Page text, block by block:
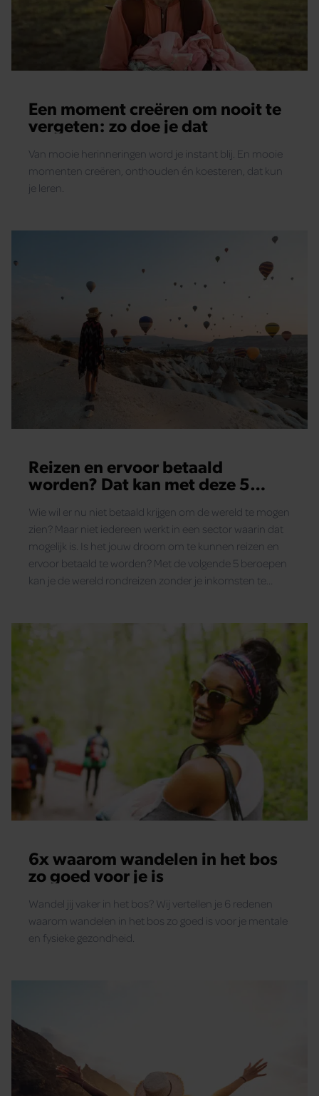
Een moment creëren om nooit te
vergeten: zo doe je dat
Van mooie herinneringen word je instant blij. En mooie
momenten creëren, onthouden én koesteren, dat kun
je leren.
Reizen en ervoor betaald
worden? Dat kan met deze 5
Wie wil er nu niet betaald krijgen om de wereld te mogen
zien? Maar niet iedereen werkt in een sector waarin dat
mogelijk is. Is het jouw droom om te kunnen reizen en
ervoor betaald te worden? Met de volgende 5 beroepen
kan je de wereld rondreizen zonder je inkomsten te
6x waarom wandelen in het bos
zo goed voor je is
Wandel jij vaker in het bos? Wij vertellen je 6 redenen
waarom wandelen in het bos zo goed is voor je mentale
en fysieke gezondheid.